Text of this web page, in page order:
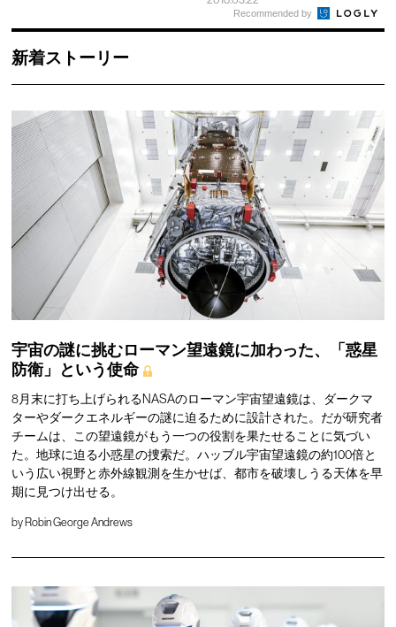
Recommended by
新着ストーリー
宇宙の謎に挑むローマン望遠鏡に加わった、「惑星
防衛」という使命
8月末に打ち上げられるNASAのローマン宇宙望遠鏡は、ダークマ
ターやダークエネルギーの謎に迫るために設計された。だが研究者
チームは、この望遠鏡がもう一つの役割を果たせることに気づい
た。地球に迫る小惑星の捜索だ。ハッブル宇宙望遠鏡の約100倍と
いう広い視野と赤外線観測を生かせば、都市を破壊しうる天体を早
期に見つけ出せる。
by Robin George Andrews